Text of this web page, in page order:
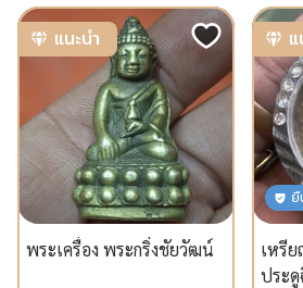
แนะนำ
พระเครื่อง พระกริ่งชัยวัฒน์
แ
เหรี
ประ